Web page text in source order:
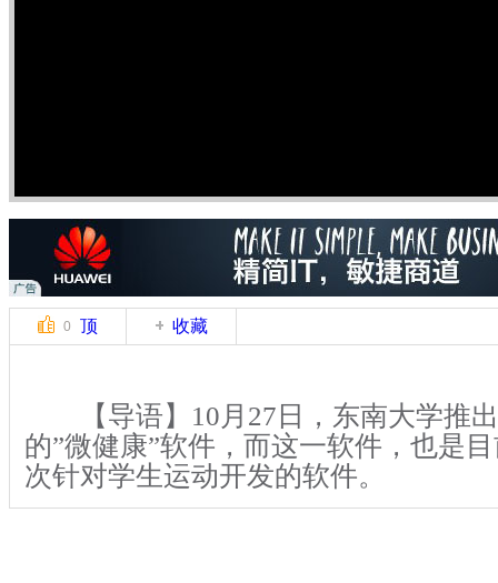
0 顶 收藏
【导语】10月27日，东南大学推
的”微健康”软件，而这一软件，也是
次针对学生运动开发的软件。